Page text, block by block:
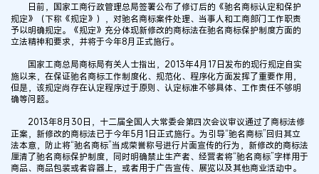
日前，国家工商行政管理总局签署公布了修订后的《驰名商标认定和保护
规定》（下称《规定》），对驰名商标案件处理、当事人和工商部门工作职责
予以明确规定。《规定》充分体现新修改的商标法在驰名商标保护制度方面的
立法精神和要求，并将于今年8月正式施行。
国家工商总局商标局有关人士指出，2013年4月17日发布的现行规定自实
施以来，在保证驰名商标工作制度化、规范化、程序化方面发挥了重要作用，
但是，该规定尚存在认定程序过于原则、认定标准不够具体、工作责任不够明
确等问题。
2013年8月30日，十二届全国人大常委会第四次会议审议通过了商标法修
正案，新修改的商标法已于今年5月1日正式施行。为引导“驰名商标”回归其立
法本意，防止将“驰名商标”当成荣誉称号进行片面宣传的行为，新修改的商标法
厘清了驰名商标保护制度，同时明确禁止生产者、经营者将“驰名商标”字样用于
商品、商品包装或者容器上，或者用于广告宣传、展览以及其他商业活动中。